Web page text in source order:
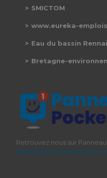
SMICTOM
www.eureka-
Eau du bassin
Bretagne-
Retrouvez nous sur
https://